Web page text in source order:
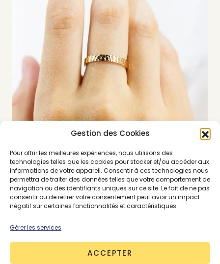
Gestion des Cookies
Pour offrir les meilleures expériences, nous utilisons des
technologies telles que les cookies pour stocker et/ou accéder aux
informations de votre appareil. Consentir à ces technologies nous
permettra de traiter des données telles que votre comportement de
navigation ou des identifiants uniques sur ce site. Le fait de ne pas
consentir ou de retirer votre consentement peut avoir un impact
négatif sur certaines fonctionnalités et caractéristiques.
Gérer les services
ACCEPTER
© Paulette à Bicyclette
Pourquoi l’Or recyclé
fait-il concurrence à
l’Or Fairmined ?